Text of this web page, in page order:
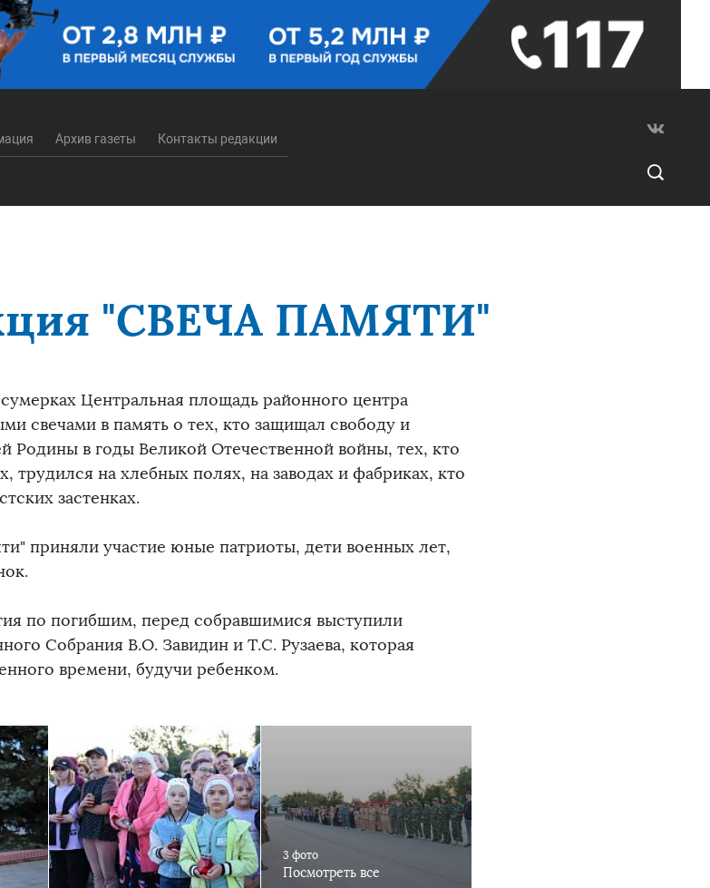
Архив газеты Контакты редакции
"СВЕЧА ПАМЯТИ"
Центральная площадь районного центра
свечами в память о тех, кто защищал свободу и
Родины в годы Великой Отечественной войны, тех, кто
трудился на хлебных полях, на заводах и фабриках, кто
застенках.
приняли участие юные патриоты, дети военных лет,
по погибшим, перед собравшимися выступили
Собрания В.О. Завидин и Т.С. Рузаева, которая
времени, будучи ребенком.
3 фото
Посмотреть все